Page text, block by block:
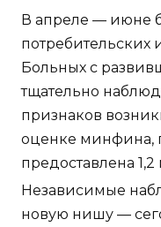
В апреле — июне
потребительских
Больных с
тщательно
признаков
оценке минфина,
предоставлена
Независимые
новую нишу —